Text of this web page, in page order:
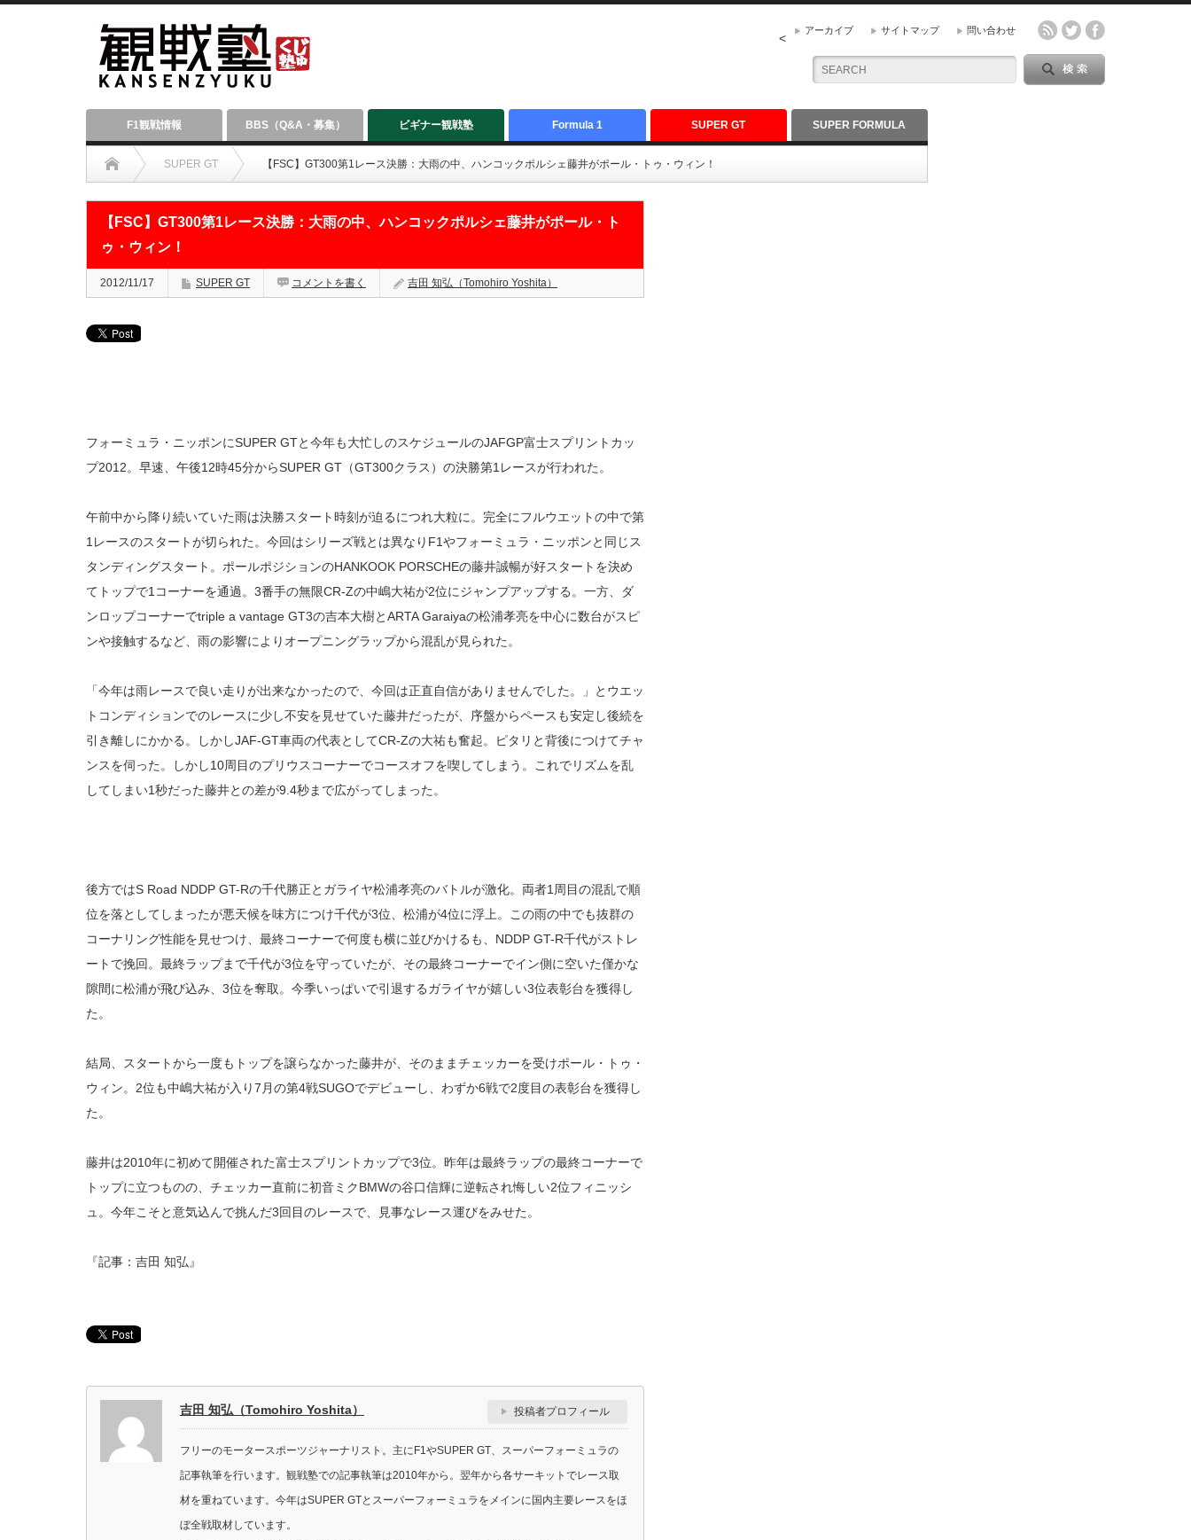
アーカイブ サイトマップ 問い合わせ
<
F1観戦情報 BBS（Q&A・募集） ビギナー観戦塾 Formula 1 SUPER GT SUPER FORMULA
SUPER GT 【FSC】GT300第1レース決勝：大雨の中、ハンコックポルシェ藤井がポール・トゥ・ウィン！
【FSC】GT300第1レース決勝：大雨の中、ハンコックポルシェ藤井がポール・ト
ゥ・ウィン！
2012/11/17 SUPER GT コメントを書く 吉田 知弘（Tomohiro Yoshita）
フォーミュラ・ニッポンにSUPER GTと今年も大忙しのスケジュールのJAFGP富士スプリントカッ
プ2012。早速、午後12時45分からSUPER GT（GT300クラス）の決勝第1レースが行われた。
午前中から降り続いていた雨は決勝スタート時刻が迫るにつれ大粒に。完全にフルウエットの中で第
1レースのスタートが切られた。今回はシリーズ戦とは異なりF1やフォーミュラ・ニッポンと同じス
タンディングスタート。ポールポジションのHANKOOK PORSCHEの藤井誠暢が好スタートを決め
てトップで1コーナーを通過。3番手の無限CR-Zの中嶋大祐が2位にジャンプアップする。一方、ダ
ンロップコーナーでtriple a vantage GT3の吉本大樹とARTA Garaiyaの松浦孝亮を中心に数台がスピ
ンや接触するなど、雨の影響によりオープニングラップから混乱が見られた。
「今年は雨レースで良い走りが出来なかったので、今回は正直自信がありませんでした。」とウエッ
トコンディションでのレースに少し不安を見せていた藤井だったが、序盤からペースも安定し後続を
引き離しにかかる。しかしJAF-GT車両の代表としてCR-Zの大祐も奮起。ピタリと背後につけてチャ
ンスを伺った。しかし10周目のプリウスコーナーでコースオフを喫してしまう。これでリズムを乱
してしまい1秒だった藤井との差が9.4秒まで広がってしまった。
後方ではS Road NDDP GT-Rの千代勝正とガライヤ松浦孝亮のバトルが激化。両者1周目の混乱で順
位を落としてしまったが悪天候を味方につけ千代が3位、松浦が4位に浮上。この雨の中でも抜群の
コーナリング性能を見せつけ、最終コーナーで何度も横に並びかけるも、NDDP GT-R千代がストレ
ートで挽回。最終ラップまで千代が3位を守っていたが、その最終コーナーでイン側に空いた僅かな
隙間に松浦が飛び込み、3位を奪取。今季いっぱいで引退するガライヤが嬉しい3位表彰台を獲得し
た。
結局、スタートから一度もトップを譲らなかった藤井が、そのままチェッカーを受けポール・トゥ・
ウィン。2位も中嶋大祐が入り7月の第4戦SUGOでデビューし、わずか6戦で2度目の表彰台を獲得し
た。
藤井は2010年に初めて開催された富士スプリントカップで3位。昨年は最終ラップの最終コーナーで
トップに立つものの、チェッカー直前に初音ミクBMWの谷口信輝に逆転され悔しい2位フィニッシ
ュ。今年こそと意気込んで挑んだ3回目のレースで、見事なレース運びをみせた。
『記事：吉田 知弘』
吉田 知弘（Tomohiro Yoshita） 投稿者プロフィール
フリーのモータースポーツジャーナリスト。主にF1やSUPER GT、スーパーフォーミュラの
記事執筆を行います。観戦塾での記事執筆は2010年から。翌年から各サーキットでレース取
材を重ねています。今年はSUPER GTとスーパーフォーミュラをメインに国内主要レースをほ
ぼ全戦取材しています。